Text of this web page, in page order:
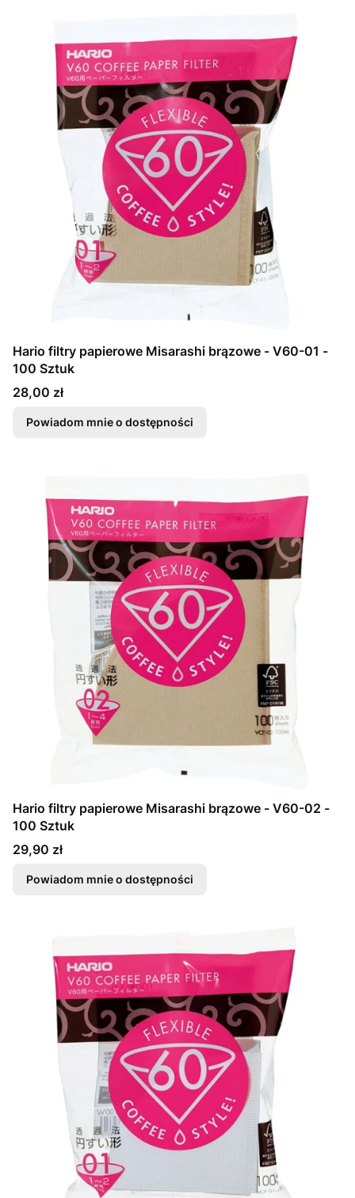
Hario filtry papierowe Misarashi brązowe - V60-01 -
100 Sztuk
Cena
28,00 zł
Powiadom mnie o dostępności
Hario filtry papierowe Misarashi brązowe - V60-02 -
100 Sztuk
Cena
29,90 zł
Powiadom mnie o dostępności